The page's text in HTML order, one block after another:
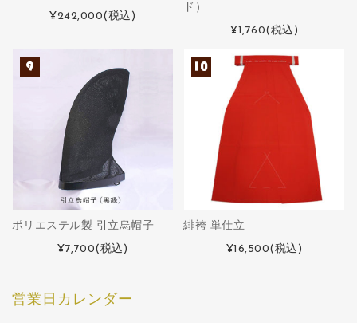
¥242,000(税込)
ド）
¥1,760(税込)
ポリエステル製 引立烏帽子
¥7,700(税込)
緋袴 単仕立
¥16,500(税込)
営業日カレンダー